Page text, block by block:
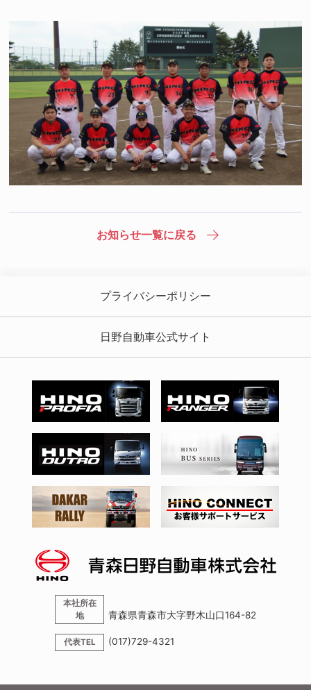
お知らせ一覧に戻る
プライバシーポリシー
日野自動車公式サイト
本社所在
地
青森県青森市大字野木山口164-82
代表TEL (017)729-4321